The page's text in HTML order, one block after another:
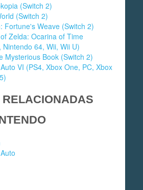
(Switch 2)
(Switch 2)
Fortune's Weave (Switch 2)
Zelda: Ocarina of Time
Nintendo 64, Wii, Wii U)
Mysterious Book (Switch 2)
VI (PS4, Xbox One, PC, Xbox